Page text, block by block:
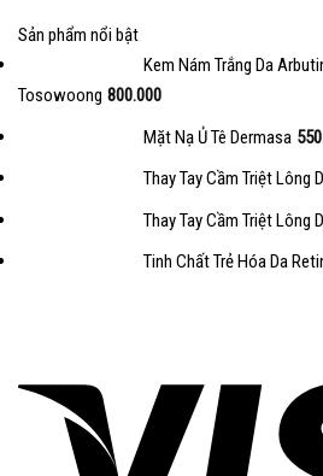
Sản phẩm nổi bật
Kem Nám Trắng Da
Tosowoong 800.000
Mặt Nạ Ủ Tê Dermasa
Thay Tay Cầm Triệt Lông
Thay Tay Cầm Triệt Lông
Tinh Chất Trẻ Hóa Da